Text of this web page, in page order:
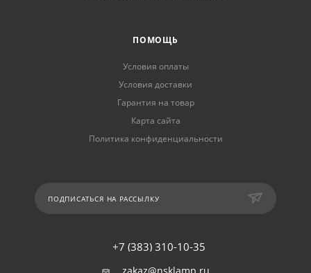
ПОМОЩЬ
Условия оплаты
Условия доставки
Гарантия на товар
Карта сайта
Политика конфиденциальности
ПОДПИСАТЬСЯ НА РАССЫЛКУ
+7 (383) 310-10-35
zakaz@nsklamp.ru